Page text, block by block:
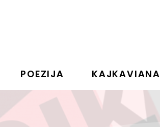
POEZIJA KAJKAVIANA